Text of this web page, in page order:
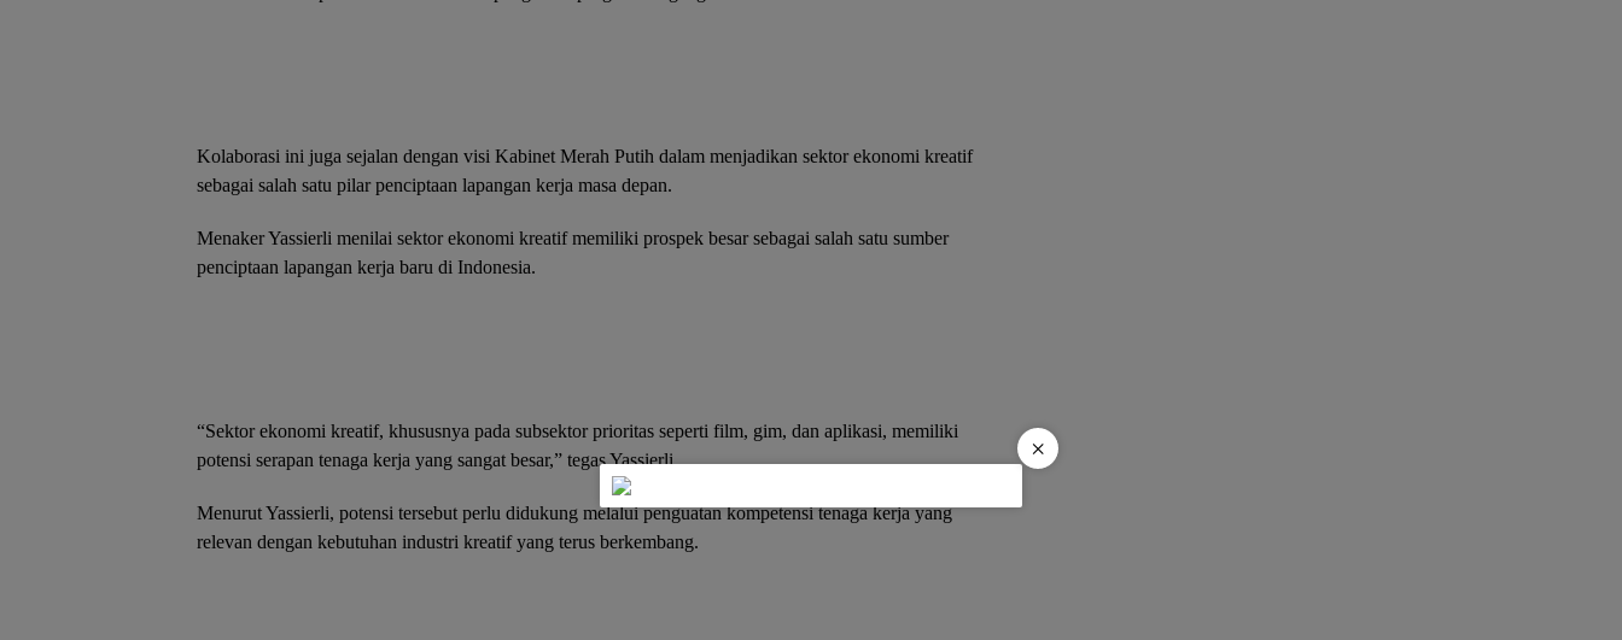
Kolaborasi ini juga sejalan dengan visi Kabinet Merah Putih dalam menjadikan sektor ekonomi kreatif
sebagai salah satu pilar penciptaan lapangan kerja masa depan.
Menaker Yassierli menilai sektor ekonomi kreatif memiliki prospek besar sebagai salah satu sumber
penciptaan lapangan kerja baru di Indonesia.
“Sektor ekonomi kreatif, khususnya pada subsektor prioritas seperti film, gim, dan aplikasi, memiliki
potensi serapan tenaga kerja yang sangat besar,” tegas Yassierli.
Menurut Yassierli, potensi tersebut perlu didukung melalui penguatan kompetensi tenaga kerja yang
relevan dengan kebutuhan industri kreatif yang terus berkembang.
×